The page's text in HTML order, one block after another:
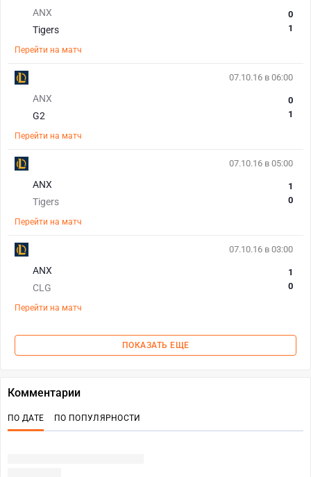
ANX
Tigers
0
1
Перейти на матч
07.10.16 в 06:00
ANX
G2
0
1
Перейти на матч
07.10.16 в 05:00
ANX
Tigers
1
0
Перейти на матч
07.10.16 в 03:00
ANX
CLG
1
0
Перейти на матч
ПОКАЗАТЬ ЕЩЕ
Комментарии
ПО ДАТЕ ПО ПОПУЛЯРНОСТИ